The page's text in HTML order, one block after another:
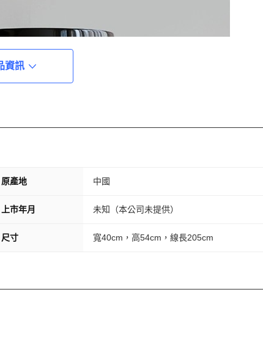
資訊
原產地 中國
上市年月 未知（本公司未提供）
尺寸 寬40cm，高54cm，線長205cm